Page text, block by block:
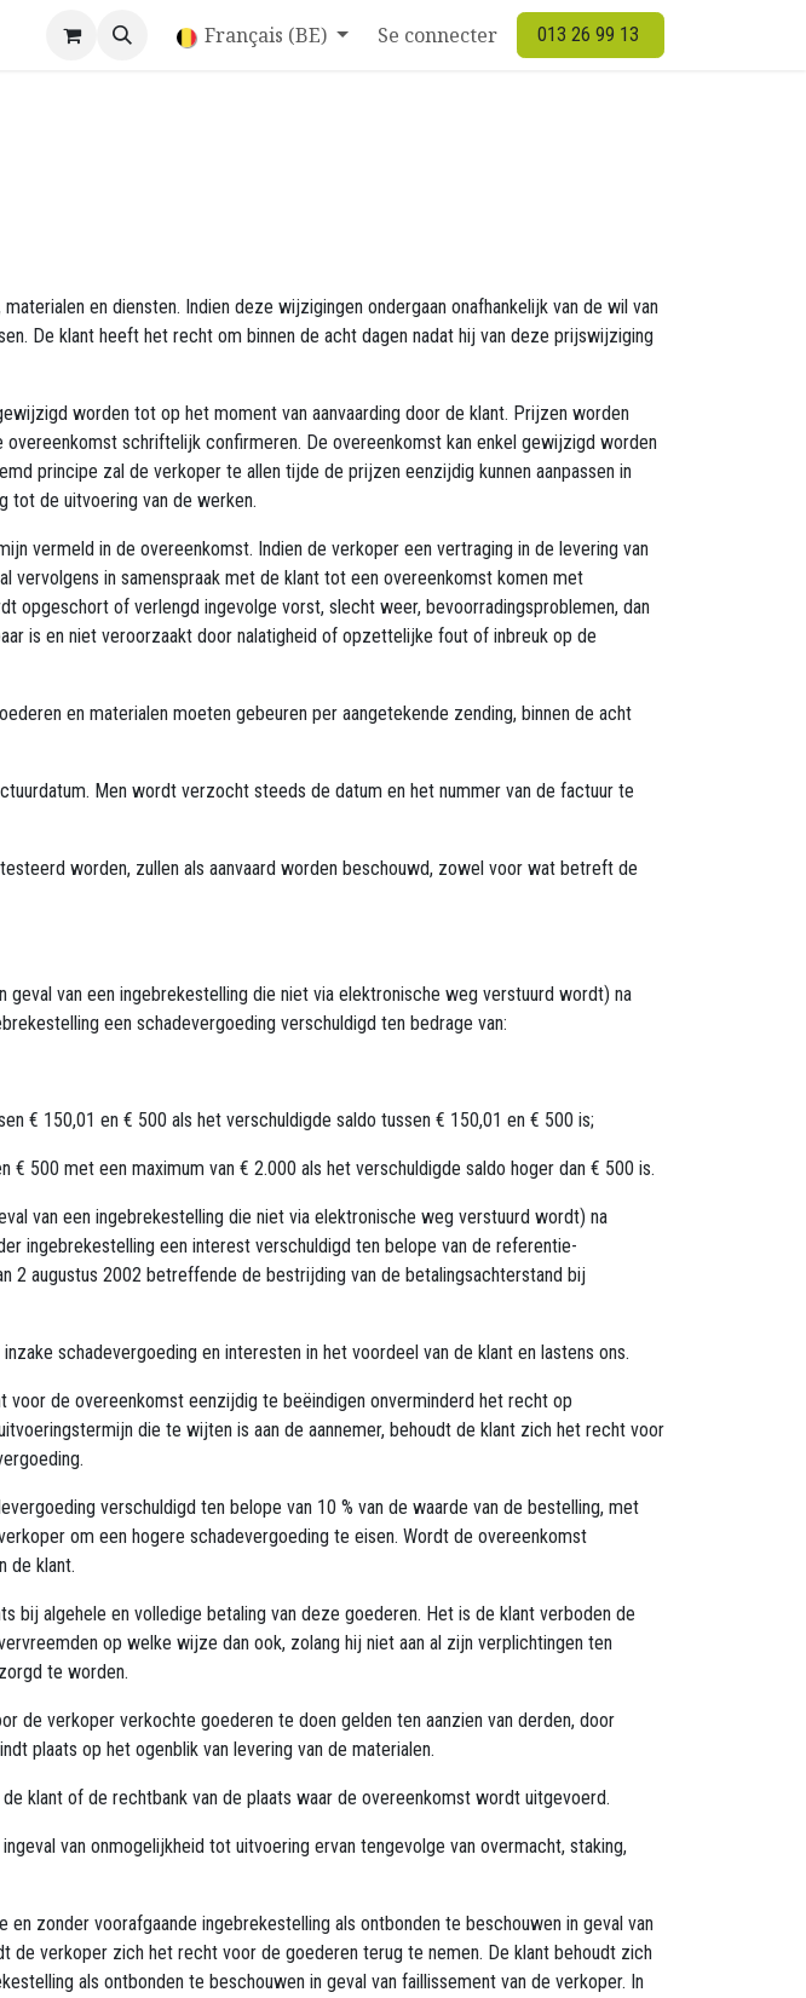
Français (BE) Se connecter 013 26 99 13
en diensten. Indien deze wijzigingen ondergaan onafhankelijk van de wil van
De klant heeft het recht om binnen de acht dagen nadat hij van deze prijswijziging
worden tot op het moment van aanvaarding door de klant. Prijzen worden
schriftelijk confirmeren. De overeenkomst kan enkel gewijzigd worden
principe zal de verkoper te allen tijde de prijzen eenzijdig kunnen aanpassen in
tot de uitvoering van de werken.
vermeld in de overeenkomst. Indien de verkoper een vertraging in de levering van
in samenspraak met de klant tot een overeenkomst komen met
of verlengd ingevolge vorst, slecht weer, bevoorradingsproblemen, dan
is en niet veroorzaakt door nalatigheid of opzettelijke fout of inbreuk op de
en materialen moeten gebeuren per aangetekende zending, binnen de acht
Men wordt verzocht steeds de datum en het nummer van de factuur te
worden, zullen als aanvaard worden beschouwd, zowel voor wat betreft de
van een ingebrekestelling die niet via elektronische weg verstuurd wordt) na
een schadevergoeding verschuldigd ten bedrage van:
€ 150,01 en € 500 als het verschuldigde saldo tussen € 150,01 en € 500 is;
500 met een maximum van € 2.000 als het verschuldigde saldo hoger dan € 500 is.
van een ingebrekestelling die niet via elektronische weg verstuurd wordt) na
ingebrekestelling een interest verschuldigd ten belope van de referentie-
augustus 2002 betreffende de bestrijding van de betalingsachterstand bij
schadevergoeding en interesten in het voordeel van de klant en lastens ons.
de overeenkomst eenzijdig te beëindigen onverminderd het recht op
die te wijten is aan de aannemer, behoudt de klant zich het recht voor
verschuldigd ten belope van 10 % van de waarde van de bestelling, met
om een hogere schadevergoeding te eisen. Wordt de overeenkomst
de klant.
algehele en volledige betaling van deze goederen. Het is de klant verboden de
op welke wijze dan ook, zolang hij niet aan al zijn verplichtingen ten
te worden.
de verkoper verkochte goederen te doen gelden ten aanzien van derden, door
plaats op het ogenblik van levering van de materialen.
klant of de rechtbank van de plaats waar de overeenkomst wordt uitgevoerd.
van onmogelijkheid tot uitvoering ervan tengevolge van overmacht, staking,
zonder voorafgaande ingebrekestelling als ontbonden te beschouwen in geval van
de verkoper zich het recht voor de goederen terug te nemen. De klant behoudt zich
als ontbonden te beschouwen in geval van faillissement van de verkoper. In